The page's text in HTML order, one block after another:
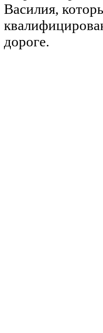
Василия,
дороге.